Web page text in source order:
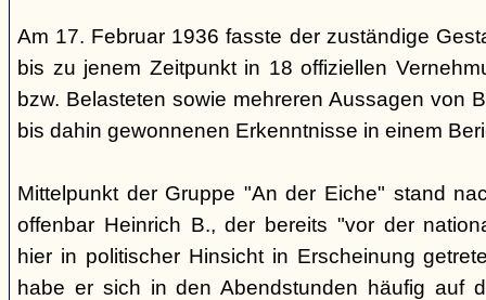
Am 17. Februar 1936 fasste der zuständige
bis zu jenem Zeitpunkt in 18 offiziellen
bzw. Belasteten sowie mehreren Aussagen von
bis dahin gewonnenen Erkenntnisse in einem
Mittelpunkt der Gruppe "An der Eiche" stand
offenbar Heinrich B., der bereits "vor der
hier in politischer Hinsicht in Erscheinung
habe er sich in den Abendstunden häufig auf